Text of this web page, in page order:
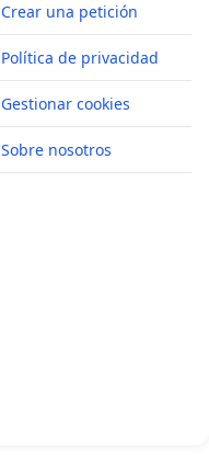
Crear una petición
Política de privacidad
Gestionar cookies
Sobre nosotros